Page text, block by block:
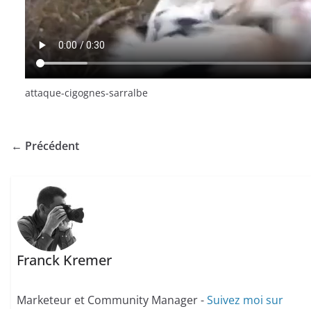
attaque-cigognes-sarralbe
← Précédent
Franck Kremer
Marketeur et Community Manager -Suivez moi sur